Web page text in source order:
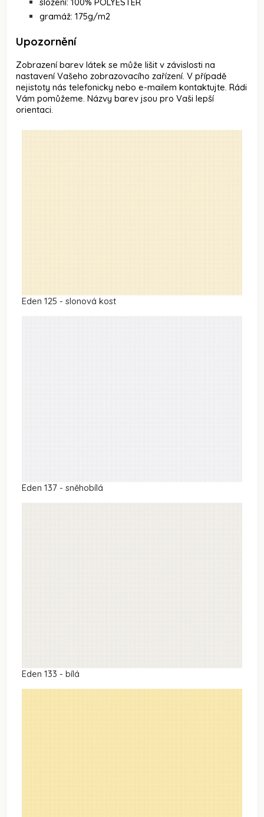
gramáž: 175g/m2
Upozornění
Zobrazení barev látek se může lišit v závislosti na
nastavení Vašeho zobrazovacího zařízení. V případě
nejistoty nás telefonicky nebo e-mailem kontaktujte. Rádi
Vám pomůžeme. Názvy barev jsou pro Vaši lepší
orientaci.
Eden 125 - slonová kost
Eden 137 - sněhobílá
Eden 133 - bílá